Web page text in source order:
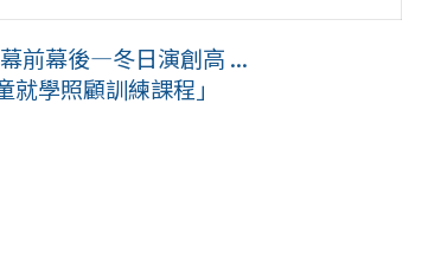
前幕後—冬日演創高 ...
學照顧訓練課程」